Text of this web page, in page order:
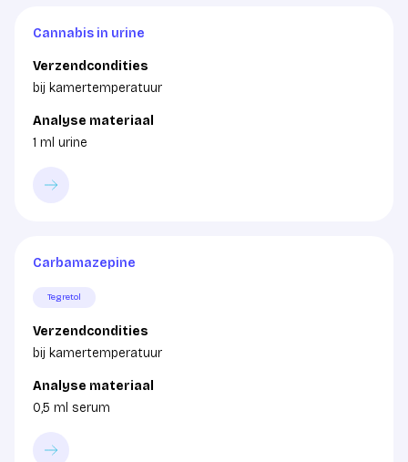
Cannabis in urine
Verzendcondities
bij kamertemperatuur
Analyse materiaal
1 ml urine
Carbamazepine
Tegretol
Verzendcondities
bij kamertemperatuur
Analyse materiaal
0,5 ml serum